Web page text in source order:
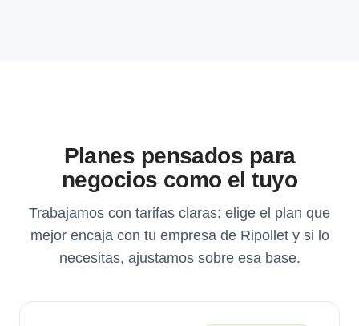
Planes pensados para
negocios como el tuyo
Trabajamos con tarifas claras: elige el plan que
mejor encaja con tu empresa de Ripollet y si lo
necesitas, ajustamos sobre esa base.